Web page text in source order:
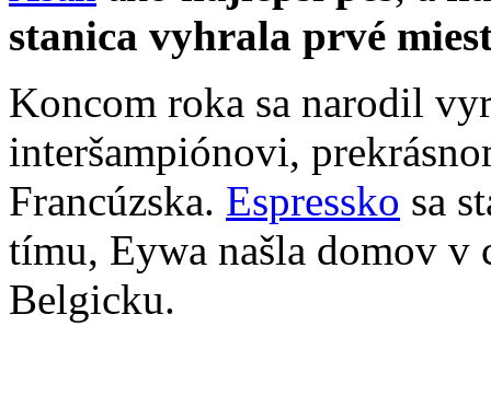
stanica vyhrala prvé
Koncom roka sa narodil
interšampiónovi,
Francúzska. Espressko sa
tímu, Eywa našla domov v
Belgicku.